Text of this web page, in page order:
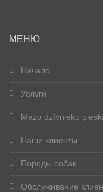
Стать помощником
Породы собак
Породы кошек
Pегистрация
МЕНЮ
Начало
Услуги
Mazo dzīvnieku
Наши клиенты
Породы собак
Обслуживание